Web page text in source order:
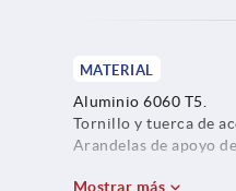
MATERIAL
Aluminio 6060 T5.
Tornillo y tuerca de
Arandelas de apoyo de
Mostrar más